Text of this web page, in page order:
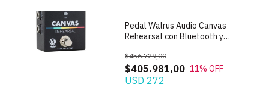
Pedal Walrus Audio Canvas
Rehearsal con Bluetooth y
$405.981,00
$456.729,00
11% OFF
USD 272